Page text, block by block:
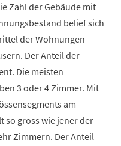
Zahl der Gebäude mit
belief sich
der Wohnungen
Der Anteil der
Die meisten
3 oder 4 Zimmer. Mit
am
so gross wie jener der
Zimmern. Der Anteil